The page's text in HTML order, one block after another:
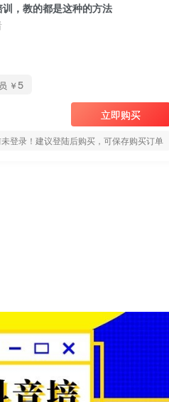
，教的都是这种的方法
￥5
立即购买
登录！建议登陆后购买，可保存购买订单